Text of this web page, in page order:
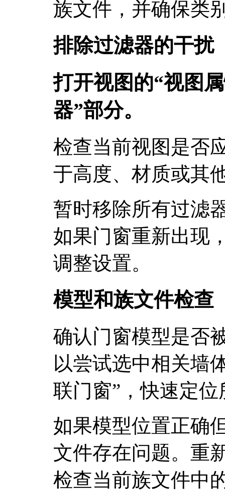
族文件，并确保类
排除过滤器的干扰
打开视图的“视图
器”部分。
检查当前视图是否
于高度、材质或其
暂时移除所有过滤
如果门窗重新出现
调整设置。
模型和族文件检查
确认门窗模型是否
以尝试选中相关墙
联门窗”，快速定
如果模型位置正确
文件存在问题。重
检查当前族文件中